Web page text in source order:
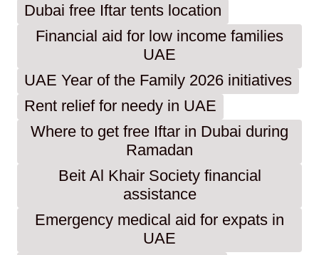
Dubai free Iftar tents location
Financial aid for low income families
UAE
UAE Year of the Family 2026 initiatives
Rent relief for needy in UAE
Where to get free Iftar in Dubai during
Ramadan
Beit Al Khair Society financial
assistance
Emergency medical aid for expats in
UAE